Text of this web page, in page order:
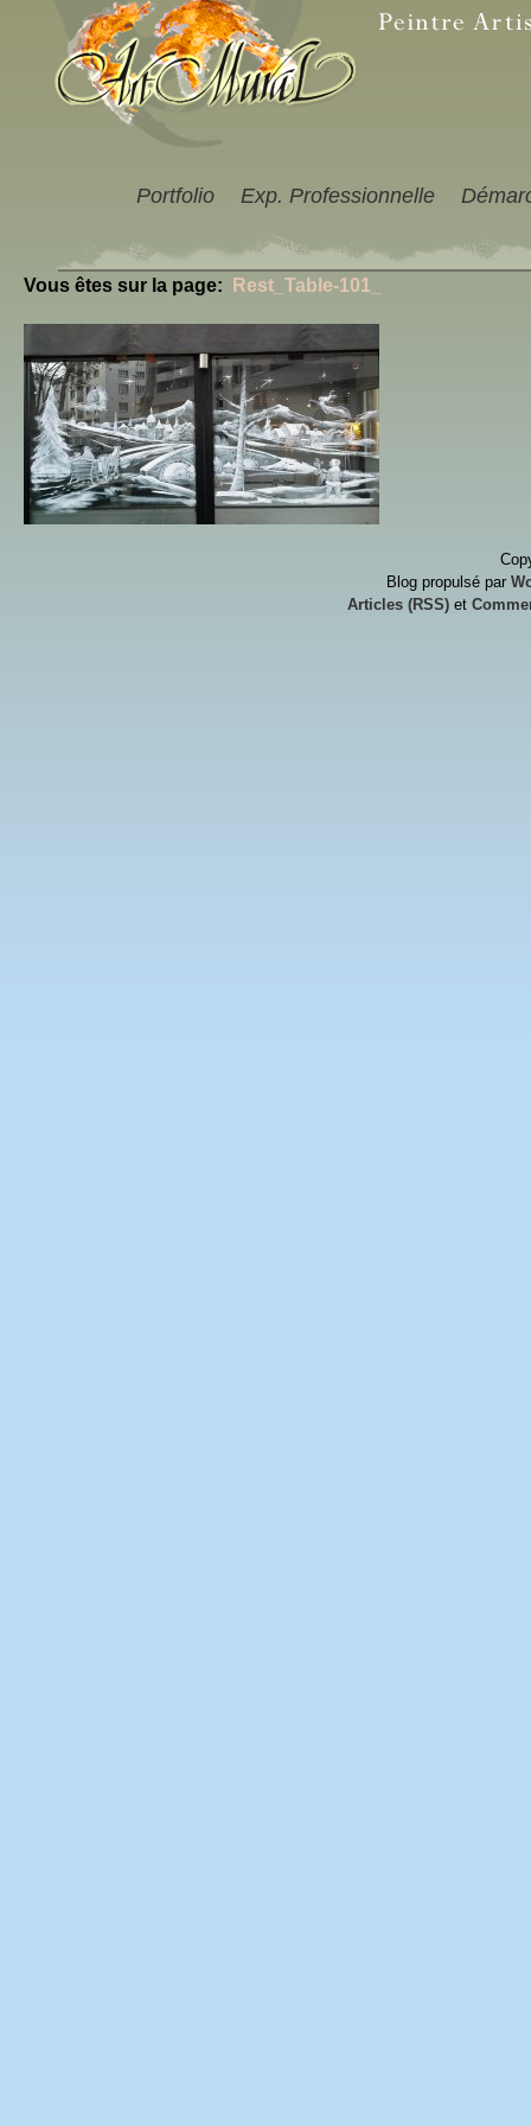
Portfolio Exp. Professionnelle
Vous êtes sur la page: Rest_Table-101_
Blog propulsé par
Articles (RSS) et